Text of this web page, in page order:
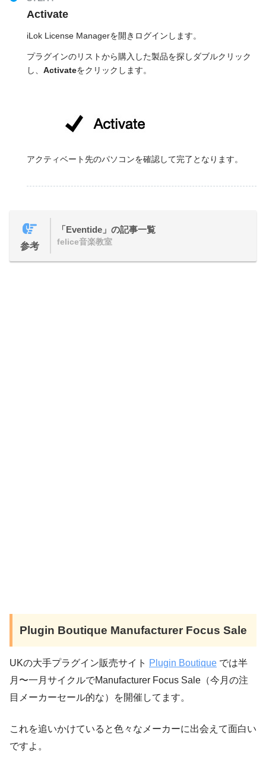
Activate
iLok License Managerを開きログインします。
プラグインのリストから購入した製品を探しダブルクリック
し、 Activateをクリックします。
アクティベート先のパソコンを確認して完了となります。
参考
「Eventide」の記事一覧
felice音楽教室
Plugin Boutique Manufacturer Focus Sale
UKの大手プラグイン販売サイト Plugin Boutique では半
月〜一月サイクルでManufacturer Focus Sale（今月の注
目メーカーセール的な）を開催してます。
これを追いかけていると色々なメーカーに出会えて面白い
ですよ。